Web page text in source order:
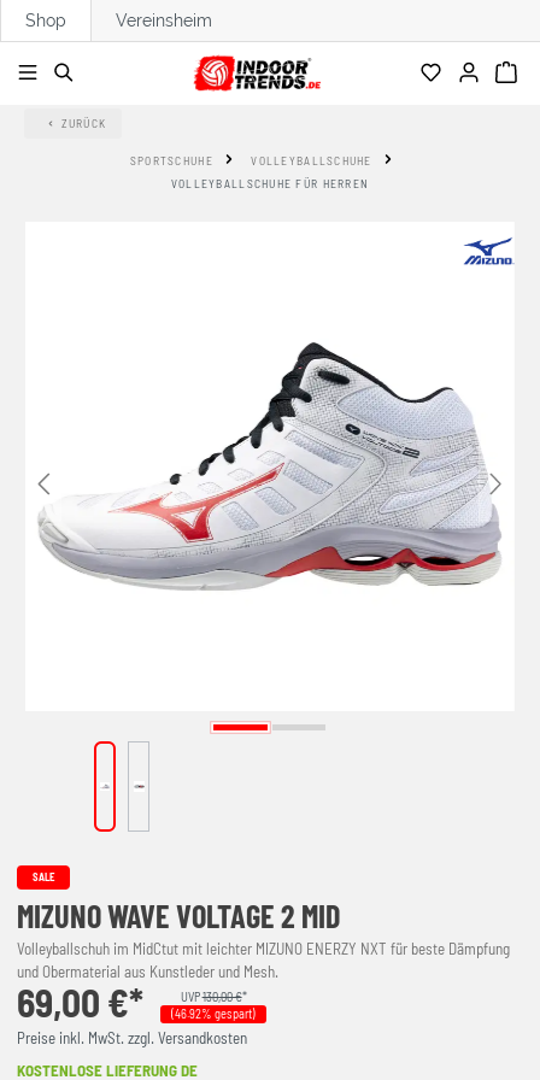
springen
Shop Vereinsheim
ZURÜCK
SPORTSCHUHE
VOLLEYBALLSCHUHE
VOLLEYBALLSCHUHE FÜR HERREN
SALE
MIZUNO WAVE VOLTAGE 2 MID
Volleyballschuh im MidCtut mit leichter MIZUNO ENERZY NXT für beste Dämpfung
und Obermaterial aus Kunstleder und Mesh.
69,00 €* UVP130,00 €*
(46.92% gespart)
Preise inkl. MwSt. zzgl. Versandkosten
KOSTENLOSE LIEFERUNG DE